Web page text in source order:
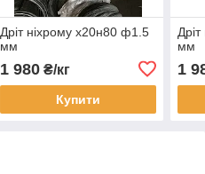
Дріт ніхрому х20н80 ф1.5
мм
1 980₴/кг
Купити
мм
1